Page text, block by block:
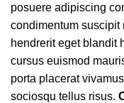
posuere adipiscing
condimentum
hendrerit eget blandit
cursus euismod
porta placerat
sociosqu tellus risus.